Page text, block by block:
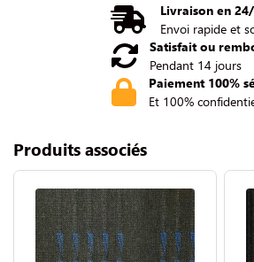
Livraison en
Envoi rapide et
Satisfait ou
Pendant 14 jours
Paiement 100%
Et 100%
Produits associés